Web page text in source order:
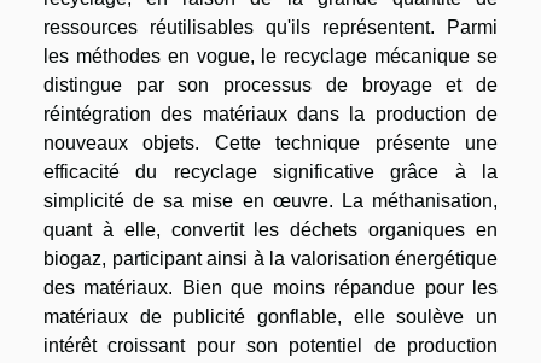
ressources réutilisables qu'ils représentent. Parmi
les méthodes en vogue, le recyclage mécanique se
distingue par son processus de broyage et de
réintégration des matériaux dans la production de
nouveaux objets. Cette technique présente une
efficacité du recyclage significative grâce à la
simplicité de sa mise en œuvre. La méthanisation,
quant à elle, convertit les déchets organiques en
biogaz, participant ainsi à la valorisation énergétique
des matériaux. Bien que moins répandue pour les
matériaux de publicité gonflable, elle soulève un
intérêt croissant pour son potentiel de production